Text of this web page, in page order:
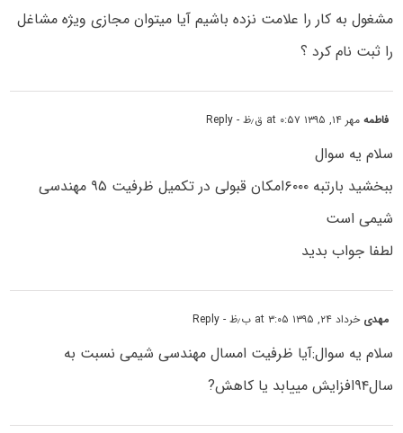
مشغول به کار را علامت نزده باشیم آیا میتوان مجازی ویژه مشاغل
را ثبت نام کرد ؟
فاطمهمهر ۱۴, ۱۳۹۵ at ۰:۵۷ ق٫ظ - Reply
سلام یه سوال
ببخشید بارتبه ۶۰۰۰امکان قبولی در تکمیل ظرفیت ۹۵ مهندسی
شیمی است
لطفا جواب بدید
مهدی خرداد ۲۴, ۱۳۹۵ at ۳:۰۵ ب٫ظ - Reply
سلام یه سوال:آیا ظرفیت امسال مهندسی شیمی نسبت به
سال۹۴افزایش مییابد یا کاهش?